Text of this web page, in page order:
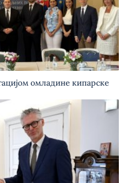
омладине кипарске